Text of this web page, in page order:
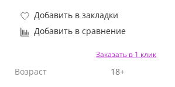
Добавить в закладки
Добавить в сравнение
Заказать в 1 клик
Возраст
18+